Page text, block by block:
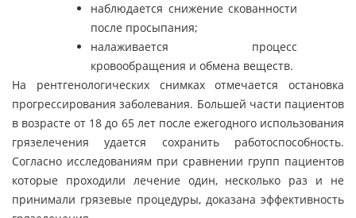
наблюдается снижение скованности
после просыпания;
налаживается процесс
кровообращения и обмена веществ.
На рентгенологических снимках отмечается остановка
прогрессирования заболевания. Большей части пациентов
в возрасте от 18 до 65 лет после ежегодного использования
грязелечения удается сохранить работоспособность.
Согласно исследованиям при сравнении групп пациентов
которые проходили лечение один, несколько раз и не
принимали грязевые процедуры, доказана эффективность